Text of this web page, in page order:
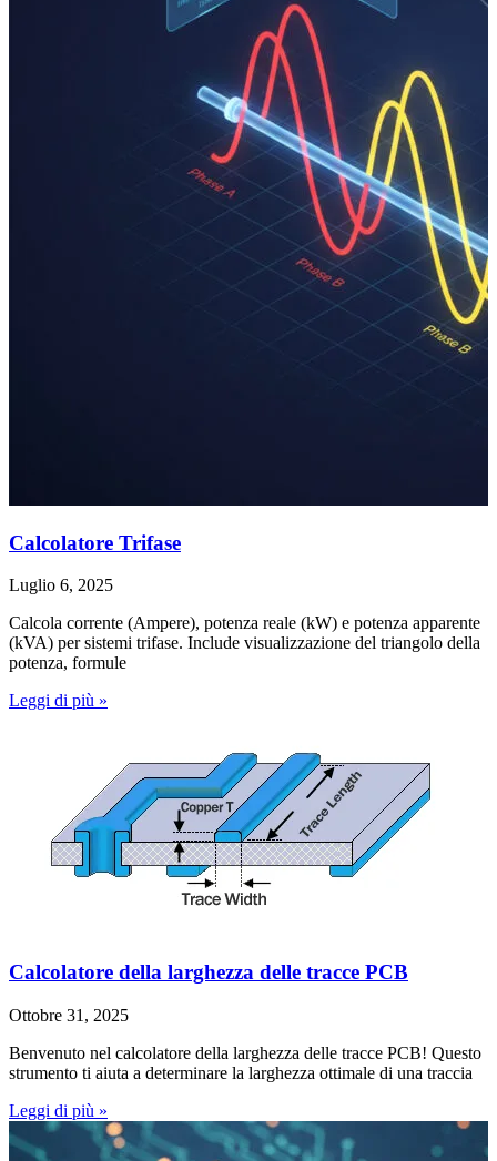
Calcolatore Trifase
Luglio 6, 2025
Calcola corrente (Ampere), potenza reale (kW) e potenza apparente
(kVA) per sistemi trifase. Include visualizzazione del triangolo della
potenza, formule
Leggi di più »
Calcolatore della larghezza delle tracce PCB
Ottobre 31, 2025
Benvenuto nel calcolatore della larghezza delle tracce PCB! Questo
strumento ti aiuta a determinare la larghezza ottimale di una traccia
Leggi di più »